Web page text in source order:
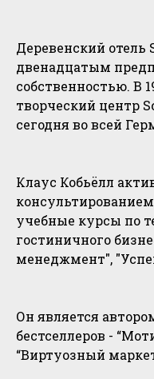
Деревенский
двенадцатым
собственностью. В
творческий центр
сегодня во всей
Клаус Кобьёлл
учебные курсы по
гостиничного
менеджмент",
Он является
бестселлеров -
“Виртуозный